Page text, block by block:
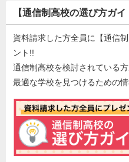
【通信制高校の選び方ガ
資料請求した方全員に【通信
ント!!
通信制高校を検討されている
最適な学校を見つけるための